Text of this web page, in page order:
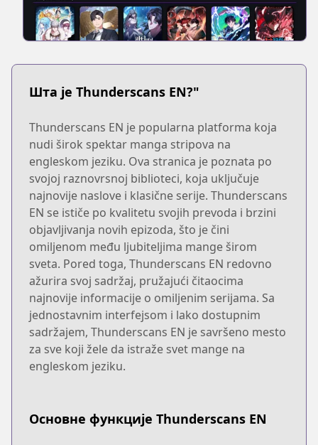
Шта је Thunderscans EN?"
Thunderscans EN je popularna platforma koja
nudi širok spektar manga stripova na
engleskom jeziku. Ova stranica je poznata po
svojoj raznovrsnoj biblioteci, koja uključuje
najnovije naslove i klasične serije. Thunderscans
EN se ističe po kvalitetu svojih prevoda i brzini
objavljivanja novih epizoda, što je čini
omiljenom među ljubiteljima mange širom
sveta. Pored toga, Thunderscans EN redovno
ažurira svoj sadržaj, pružajući čitaocima
najnovije informacije o omiljenim serijama. Sa
jednostavnim interfejsom i lako dostupnim
sadržajem, Thunderscans EN je savršeno mesto
za sve koji žele da istraže svet mange na
engleskom jeziku.
Основне функције Thunderscans EN